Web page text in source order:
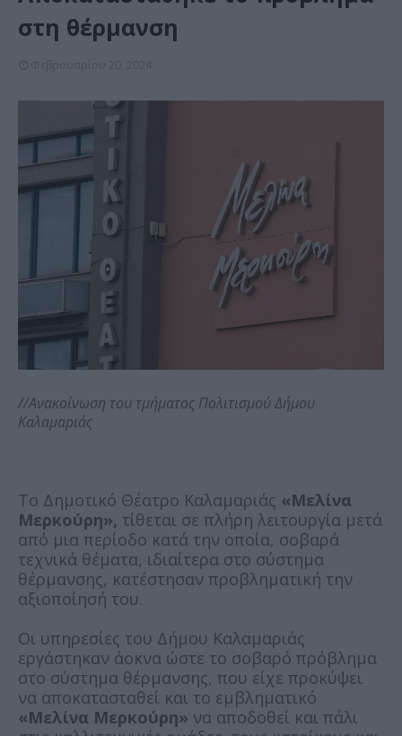
στη θέρμανση
//Ανακοίνωση του τμήματος Πολιτισμού Δήμου
Καλαμαριάς
Το Δημοτικό Θέατρο Καλαμαριάς «Μελίνα
Μερκούρη», τίθεται σε πλήρη λειτουργία μετά
από μια περίοδο κατά την οποία, σοβαρά
τεχνικά θέματα, ιδιαίτερα στο σύστημα
θέρμανσης, κατέστησαν προβληματική την
αξιοποίησή του.
Οι υπηρεσίες του Δήμου Καλαμαριάς
εργάστηκαν άοκνα ώστε το σοβαρό πρόβλημα
στο σύστημα θέρμανσης, που είχε προκύψει
να αποκατασταθεί και το εμβληματικό
«Μελίνα Μερκούρη» να αποδοθεί και πάλι